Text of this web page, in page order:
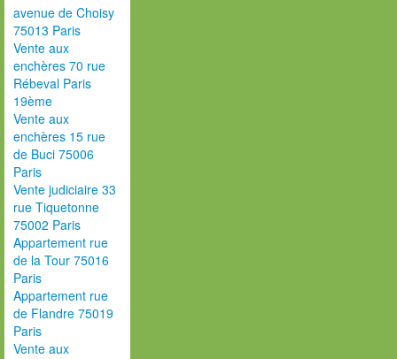
avenue de Choisy
75013 Paris
Vente aux
enchères 70 rue
Rébeval Paris
19ème
Vente aux
enchères 15 rue
de Buci 75006
Paris
Vente judiciaire 33
rue Tiquetonne
75002 Paris
Appartement rue
de la Tour 75016
Paris
Appartement rue
de Flandre 75019
Paris
Vente aux